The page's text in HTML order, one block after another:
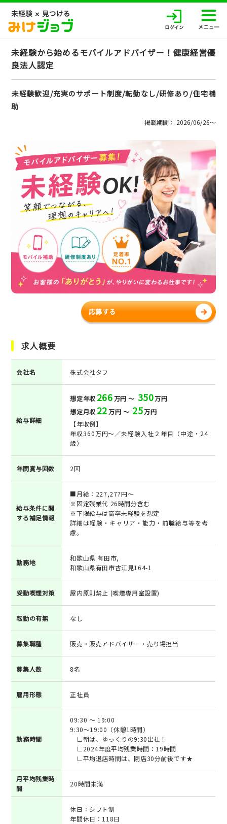
未経験から始めるモバイルアドバイザー！健康経営優
良法人認定
未経験歓迎/充実のサポート制度/転勤なし/研修あり/住宅補
助
掲載期間： 2026/06/26〜
応募する
求人概要
会社名 株式会社タフ
給与詳細
想定年収 266万円 ～ 350万円
想定月収 22万円 ～ 25万円
【年収例】
年収360万円～／未経験入社２年目（中途・24
歳）
年間賞与回数 2回
給与条件に関
する補足情報
■月給：227,277円～
※固定残業代 26時間分含む
※下限給与は高卒未経験を想定
詳細は経験・キャリア・能力・前職給与等を考
慮。
勤務地
和歌山県 有田市,
和歌山県有田市古江見164-1
受動喫煙対策 屋内原則禁止 (喫煙専用室設置)
転勤の有無 なし
募集職種 販売・販売アドバイザー・売り場担当
募集人数 8名
雇用形態 正社員
勤務時間
09:30 ～ 19:00
9:30～19:00（休憩1時間）
∟朝は、ゆっくりの9:30出社！
∟2024年度平均残業時間：19時間
∟平均退店時間は、閉店30分前後です★
月平均残業時
間
20時間未満
休日：シフト制
年間休日：118日